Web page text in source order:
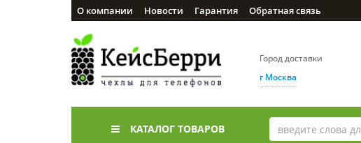
О компании Новости Гарантия Обратная связь
Город доставки
г Москва
КАТАЛОГ ТОВАРОВ